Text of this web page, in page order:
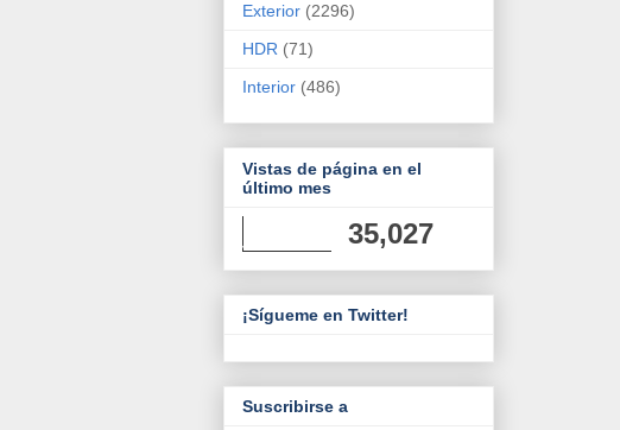
Exterior (2296)
HDR (71)
Interior (486)
Vistas de página en el
último mes
35,027
¡Sígueme en Twitter!
Suscribirse a